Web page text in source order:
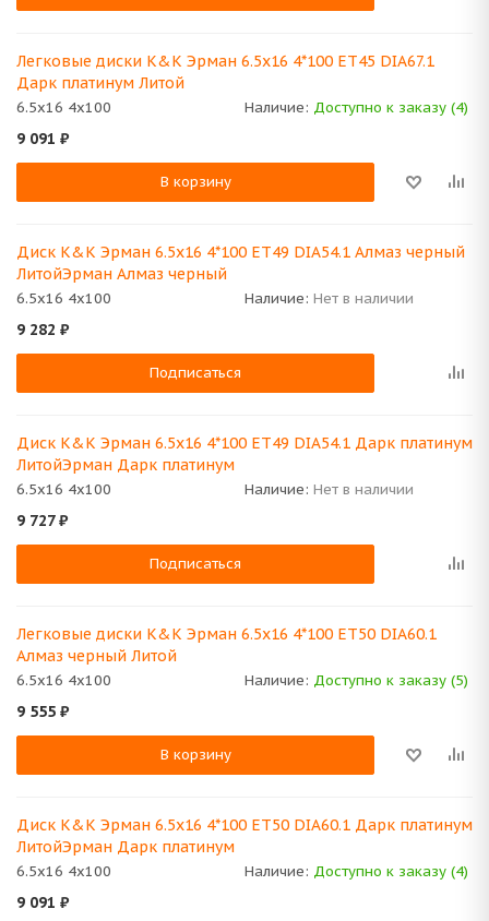
Легковые диски K&K Эрман 6.5x16 4*100 ET45 DIA67.1
Дарк платинум Литой
6.5x16 4x100 Наличие: Доступно к заказу (4)
9 091 ₽
В корзину
Диск K&K Эрман 6.5x16 4*100 ET49 DIA54.1 Алмаз черный
ЛитойЭрман Алмаз черный
6.5x16 4x100 Наличие: Нет в наличии
9 282 ₽
Подписаться
Диск K&K Эрман 6.5x16 4*100 ET49 DIA54.1 Дарк платинум
ЛитойЭрман Дарк платинум
6.5x16 4x100 Наличие: Нет в наличии
9 727₽
Подписаться
Легковые диски K&K Эрман 6.5x16 4*100 ET50 DIA60.1
Алмаз черный Литой
6.5x16 4x100 Наличие: Доступно к заказу (5)
9 555 ₽
В корзину
Диск K&K Эрман 6.5x16 4*100 ET50 DIA60.1 Дарк платинум
ЛитойЭрман Дарк платинум
6.5x16 4x100 Наличие: Доступно к заказу (4)
9 091 ₽